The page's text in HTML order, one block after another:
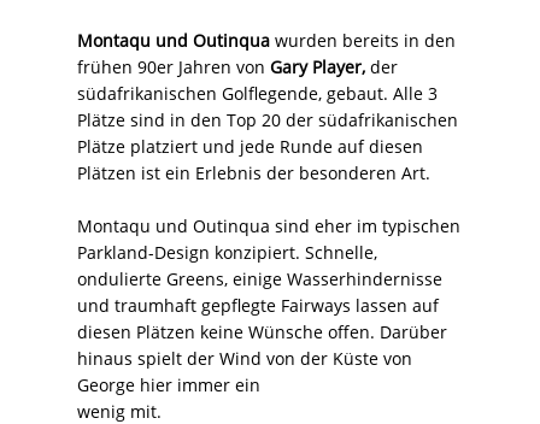
Montaqu und Outinqua wurden bereits in den
frühen 90er Jahren von Gary Player, der
südafrikanischen Golflegende, gebaut. Alle 3
Plätze sind in den Top 20 der südafrikanischen
Plätze platziert und jede Runde auf diesen
Plätzen ist ein Erlebnis der besonderen Art.
Montaqu und Outinqua sind eher im typischen
Parkland-Design konzipiert. Schnelle,
ondulierte Greens, einige Wasserhindernisse
und traumhaft gepflegte Fairways lassen auf
diesen Plätzen keine Wünsche offen. Darüber
hinaus spielt der Wind von der Küste von
George hier immer ein
wenig mit.